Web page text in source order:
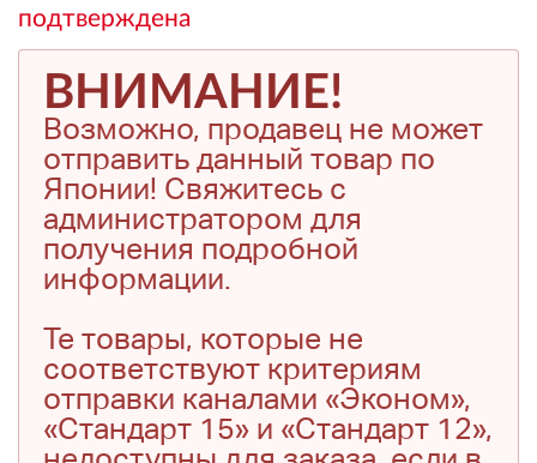
подтверждена
ВНИМАНИЕ!
Возможно, продавец не может
отправить данный товар по
Японии! Свяжитесь с
администратором для
получения подробной
информации.
Те товары, которые не
соответствуют критериям
отправки каналами «Эконом»,
«Стандарт 15» и «Стандарт 12»,